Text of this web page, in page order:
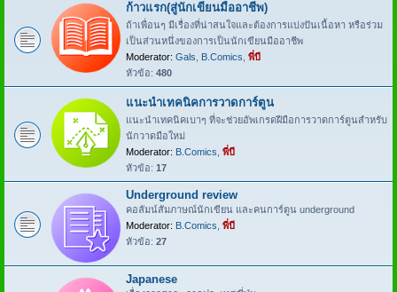
ก้าวแรก(สู่นักเขียนมืออาชีพ)
ถ้าเพื่อนๆ มีเรื่องที่น่าสนใจและต้องการแบ่งปันเนื้อหา หรือร่วม
เป็นส่วนหนึ่งของการเป็นนักเขียนมืออาชีพ
Moderator: Gals B.Comics พี่บี
หัวข้อ: 480
แนะนำเทคนิคการวาดการ์ตูน
แนะนำเทคนิคเบาๆ ที่จะช่วยอัพเกรดฝีมือการวาดการ์ตูนสำหรับ
นักวาดมือใหม่
Moderator: B.Comics พี่บี
หัวข้อ: 17
Underground review
คอลัมน์สัมภาษณ์นักเขียน และคนการ์ตูน underground
Moderator: B.Comics พี่บี
หัวข้อ: 27
Japanese